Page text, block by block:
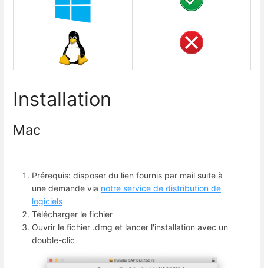
Installation
Mac
Prérequis: disposer du lien fournis par mail suite à
une demande via notre service de distribution de
logiciels
Télécharger le fichier
Ouvrir le fichier .dmg et lancer l'installation avec un
double-clic